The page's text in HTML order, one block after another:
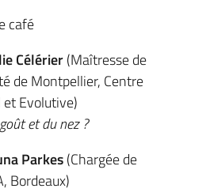
café
Célérier(Maîtresse de
de Montpellier, Centre
et Evolutive)
et du nez ?
Parkes(Chargée de
Bordeaux)